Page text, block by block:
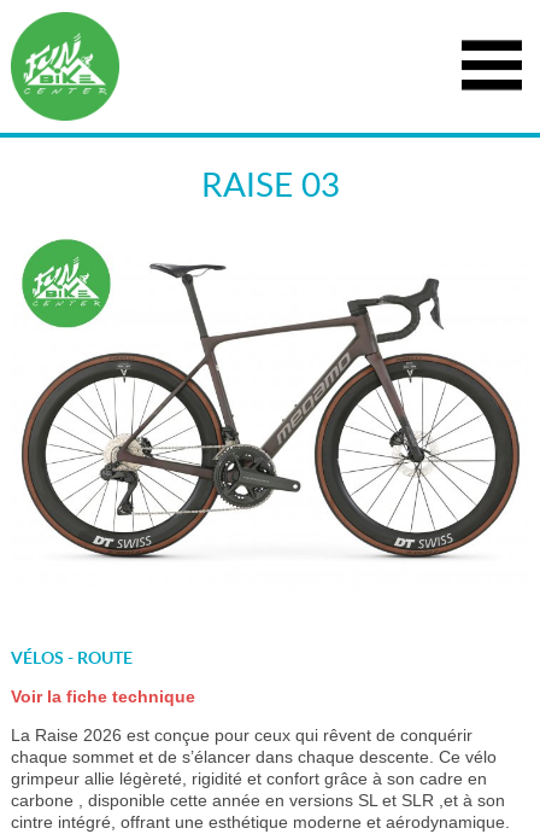
RAISE 03
VÉLOS - ROUTE
Voir la fiche technique
La Raise 2026 est conçue pour ceux qui rêvent de conquérir
chaque sommet et de s’élancer dans chaque descente. Ce vélo
grimpeur allie légèreté, rigidité et confort grâce à son cadre en
carbone , disponible cette année en versions SL et SLR ,et à son
cintre intégré, offrant une esthétique moderne et aérodynamique.